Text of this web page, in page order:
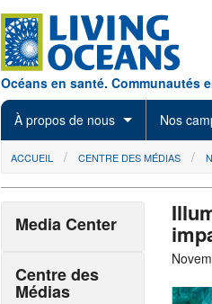
Océans en santé. Communautés
À propos de nous Nos
You are here
ACCUEIL CENTRE DES MÉDIAS
Media Center
Centre des
Médias